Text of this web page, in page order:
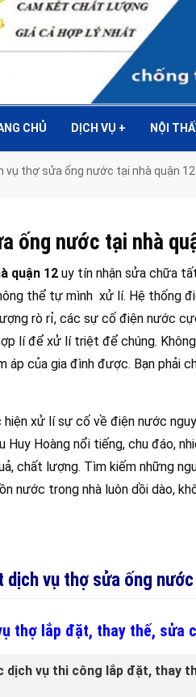
CHỦ DỊCH VỤ + NỘI
vụ thợ sửa ống nước tại nhà quận 12
ống nước tại nhà
quận 12 uy tín nhận sửa chữa
thể tự mình xử lí. Hệ thống
rò rỉ, các sự cố điện nước
lí để xử lí triệt để chúng.
áp của gia đình được. Bạn phải
hiện xử lí sự cố về điện nước
Hoàng nổi tiếng, chu đáo,
chất lượng. Tìm kiếm những
nước trong nhà luôn dồi dào,
vụ thợ sửa ống
thợ lắp đặt, thay thế, sửa
dịch vụ thi công lắp đặt, thay